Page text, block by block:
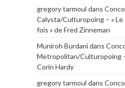
gregory tarmoul dans
Calysta/Culturopoing – «
fois » de Fred Zinneman
Muniroh Burdanidans
Metropolitan/Culturopoing
Corin Hardy
gregory tarmoul dans